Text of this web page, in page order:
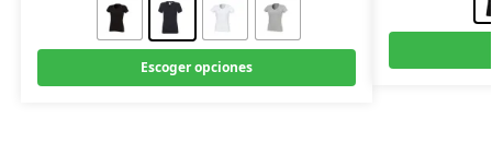
Escoger opciones